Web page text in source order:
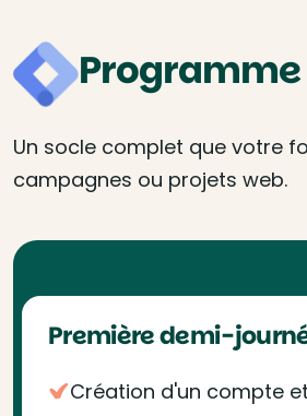
Un socle complet que votre
campagnes ou projets web.
Première demi-
Création d'un compte